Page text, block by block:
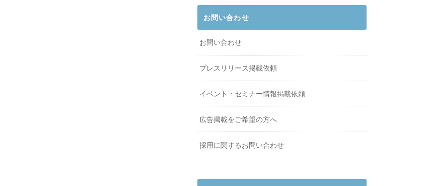
お問い合わせ
お問い合わせ
プレスリリース掲載依頼
イベント・セミナー情報掲載依頼
広告掲載をご希望の方へ
採用に関するお問い合わせ